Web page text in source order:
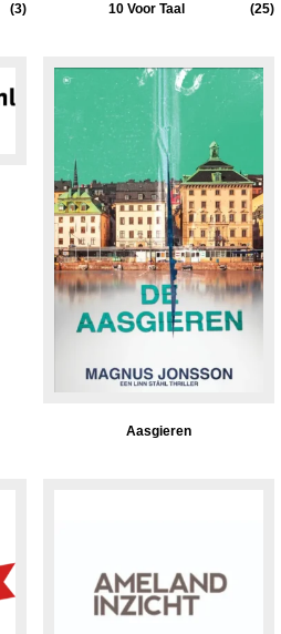
(3) 10 Voor Taal (25)
Aasgieren